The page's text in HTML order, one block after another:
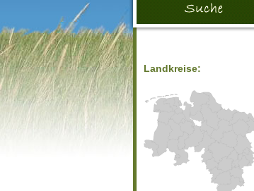
Landkreise: